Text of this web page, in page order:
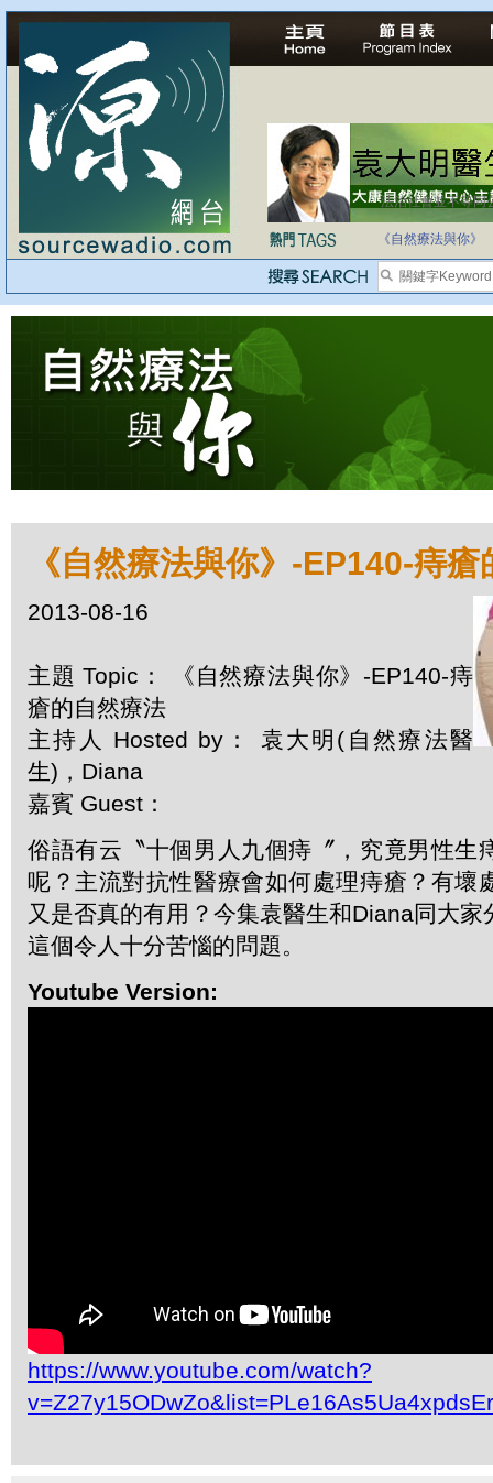
法治社會並不等同
《自然療法與你》
《自然療法與你》-EP140-痔
2013-08-16
主題 Topic： 《自然療法與你》-EP140-痔
瘡的自然療法
主持人 Hosted by： 袁大明(自然療法醫
生)，Diana
嘉賓 Guest：
俗語有云〝十個男人九個痔〞，究竟男性生
呢？主流對抗性醫療會如何處理痔瘡？有壞
又是否真的有用？今集袁醫生和Diana同大
這個令人十分苦惱的問題。
Youtube Version:
https://www.youtube.com/watch?